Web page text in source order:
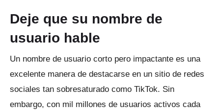
Deje que su nombre de
usuario hable
Un nombre de usuario corto pero impactante es una
excelente manera de destacarse en un sitio de redes
sociales tan sobresaturado como TikTok. Sin
embargo, con mil millones de usuarios activos cada